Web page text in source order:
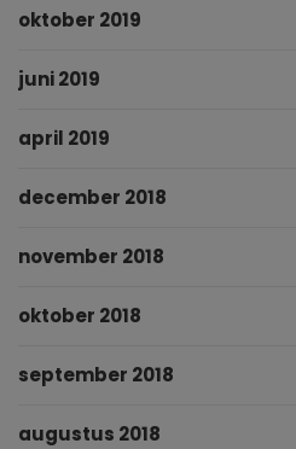
oktober 2019
juni 2019
april 2019
december 2018
november 2018
oktober 2018
september 2018
augustus 2018